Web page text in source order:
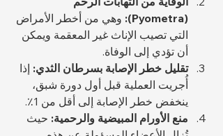
(Pyometra):
وهي من أخطر الأمراض
التي تصيب الإناث غير المعقمة ويمكن
أن تؤدي إلى الوفاة.
تقليل خطر الإصابة بسرطان الثدي: إذا
أُجريت العملية قبل أول دورة شبق،
ينخفض خطر الإصابة إلى أقل من 1٪.
منع الأورام المبيضية والرحمية: حيث